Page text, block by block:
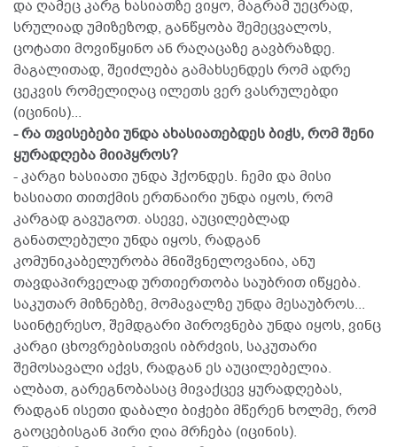
და ღამეც კარგ ხასიათზე ვიყო, მაგრამ უეცრად,
სრულიად უმიზეზოდ, განწყობა შემეცვალოს,
ცოტათი მოვიწყინო ან რაღაცაზე გავბრაზდე.
მაგალითად, შეიძლება გამახსენდეს რომ ადრე
ცეკვის რომელიღაც ილეთს ვერ ვასრულებდი
(იცინის)...
- რა თვისებები უნდა ახასიათებდეს ბიჭს, რომ შენი
ყურადღება მიიპყროს?
- კარგი ხასიათი უნდა ჰქონდეს. ჩემი და მისი
ხასიათი თითქმის ერთნაირი უნდა იყოს, რომ
კარგად გავუგოთ. ასევე, აუცილებლად
განათლებული უნდა იყოს, რადგან
კომუნიკაბელურობა მნიშვნელოვანია, ანუ
თავდაპირველად ურთიერთობა საუბრით იწყება.
საკუთარ მიზნებზე, მომავალზე უნდა მესაუბროს...
საინტერესო, შემდგარი პიროვნება უნდა იყოს, ვინც
კარგი ცხოვრებისთვის იბრძვის, საკუთარი
შემოსავალი აქვს, რადგან ეს აუცილებელია.
ალბათ, გარეგნობასაც მივაქცევ ყურადღებას,
რადგან ისეთი დაბალი ბიჭები მწერენ ხოლმე, რომ
გაოცებისგან პირი ღია მრჩება (იცინის).